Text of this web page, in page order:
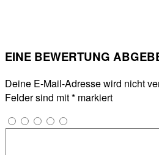
EINE BEWERTUNG
Deine E-Mail-Adresse wird nicht
Felder sind mit* markiert